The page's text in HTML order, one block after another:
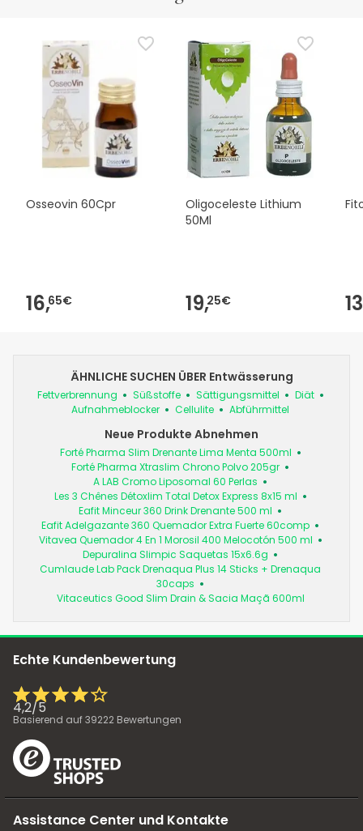
Osseovin 60Cpr
16,65€
Oligoceleste Lithium
50Ml
19,25€
ÄHNLICHE SUCHEN ÜBER Entwässerung
Fettverbrennung Süßstoffe Sättigungsmittel
Diät
Aufnahmeblocker
Cellulite Abführmittel
Neue Produkte Abnehmen
Forté Pharma Slim Drenante Lima Menta 500ml
Forté Pharma Xtraslim Chrono Polvo 205gr
A LAB Cromo Liposomal 60 Perlas
Les 3 Chênes Détoxlim Total Detox Express 8x15 ml
Eafit Minceur 360 Drink Drenante 500 ml
Eafit Adelgazante 360 Quemador Extra Fuerte 60comp
Vitavea Quemador 4 En 1 Morosil 400 Melocotón 500 ml
Depuralina Slimpic Saquetas 15x6.6g
Cumlaude Lab Pack Drenaqua Plus 14 Sticks + Drenaqua
30caps
Vitaceutics Good Slim Drain & Sacia Maçã 600ml
Echte Kundenbewertung
4,2/5
Basierend auf39222 Bewertungen
Assistance Center und Kontakte